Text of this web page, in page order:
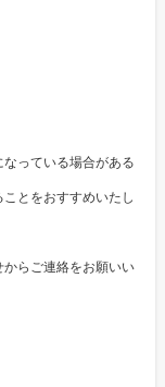
っている場合がある
とをおすすめいたし
らご連絡をお願いい